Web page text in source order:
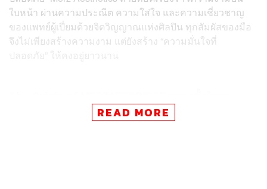
ใบหน้า ผ่านความประณีต ความใส่ใจ และความเชี่ยวชาญ
ของแพทย์ผู้เปี่ยมด้วยจิตวิญญาณแห่งศิลปิน ทุกสัมผัสของมือ
จึงไม่เพียงสร้างความงาม แต่ยังสร้าง “ความมั่นใจที่
ปลอดภัย” ให้คงอยู่ยาวนาน
READ MORE